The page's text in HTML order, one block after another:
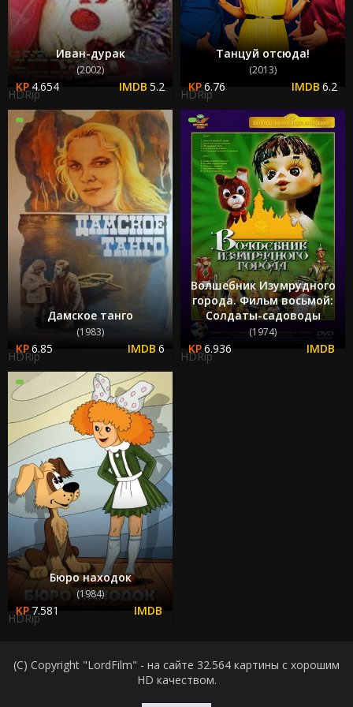
Иван-дурак
(2002)
4.654 5.2
HDRip
Танцуй отсюда!
(2013)
6.76 6.2
HDRip
Дамское танго
(1983)
6.85 6
HDRip
Волшебник Изумрудного
города. Фильм восьмой:
Солдаты-садоводы
(1974)
6.936
HDRip
Бюро находок
(1984)
7.581
HDRip
(C) Copyright "LordFilm" - на сайте 32.564 картины с хорошим
HD качеством.